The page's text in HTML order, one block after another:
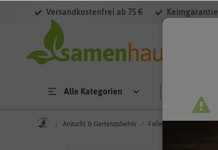
Versandkostenfrei ab 75 € Keimgarantie
Alle Kategorien
Anzucht & Gartenzubehör Fallen & Fernhaltemittel